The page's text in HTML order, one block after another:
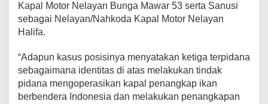
Kapal Motor Nelayan Bunga Mawar 53 serta Sanusi
sebagai Nelayan/Nahkoda Kapal Motor Nelayan
Halifa.
“Adapun kasus posisinya menyatakan ketiga terpidana
sebagaimana identitas di atas melakukan tindak
pidana mengoperasikan kapal penangkap ikan
berbendera Indonesia dan melakukan penangkapan